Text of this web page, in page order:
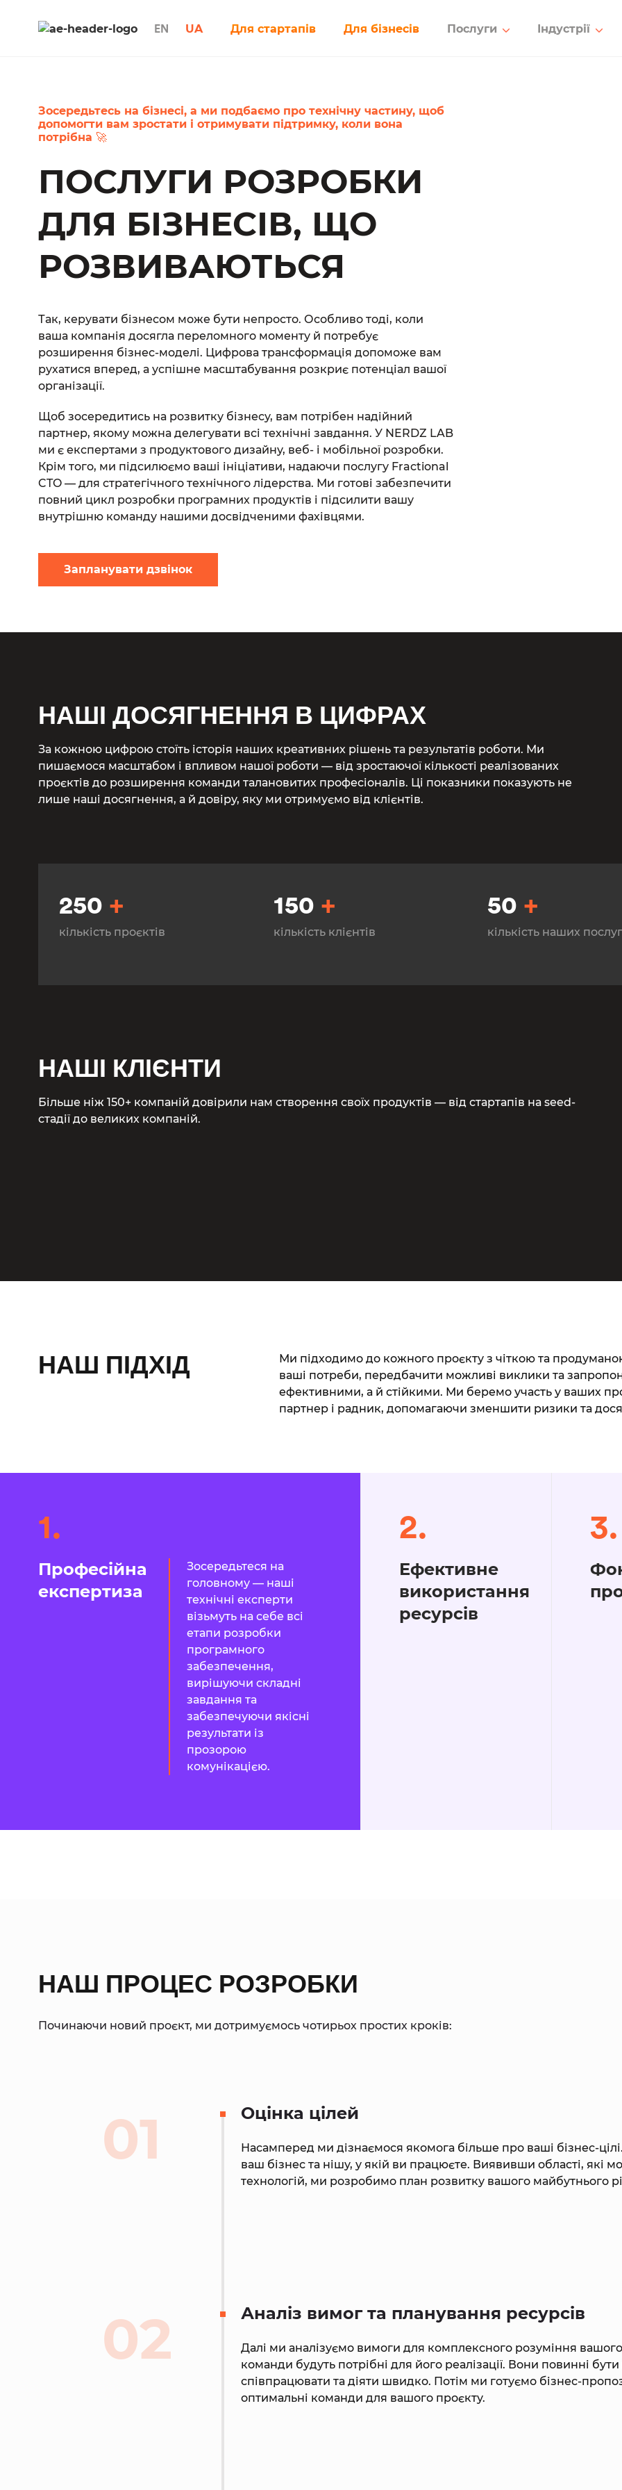
EN UA Для стартапів Для бізнесів Послуги Індустрії
Зосередьтесь на бізнесі, а ми подбаємо про технічну частину, щоб
допомогти вам зростати і отримувати підтримку, коли вона
потрібна 🚀
ПОСЛУГИ РОЗРОБКИ
ДЛЯ БІЗНЕСІВ, ЩО
РОЗВИВАЮТЬСЯ
Так, керувати бізнесом може бути непросто. Особливо тоді, коли
ваша компанія досягла переломного моменту й потребує
розширення бізнес-моделі. Цифрова трансформація допоможе вам
рухатися вперед, а успішне масштабування розкриє потенціал вашої
організації.
Щоб зосередитись на розвитку бізнесу, вам потрібен надійний
партнер, якому можна делегувати всі технічні завдання. У NERDZ LAB
ми є експертами з продуктового дизайну, веб- і мобільної розробки.
Крім того, ми підсилюємо ваші ініціативи, надаючи послугу Fractional
CTO — для стратегічного технічного лідерства. Ми готові забезпечити
повний цикл розробки програмних продуктів і підсилити вашу
внутрішню команду нашими досвідченими фахівцями.
Запланувати дзвінок
НАШІ ДОСЯГНЕННЯ В ЦИФРАХ
За кожною цифрою стоїть історія наших креативних рішень та результатів роботи. Ми
пишаємося масштабом і впливом нашої роботи — від зростаючої кількості реалізованих
проєктів до розширення команди талановитих професіоналів. Ці показники показують не
лише наші досягнення, а й довіру, яку ми отримуємо від клієнтів.
250 +
кількість проєктів
150 +
кількість клієнтів
50 +
кількість наших послуг
НАШІ КЛІЄНТИ
Більше ніж 150+ компаній довірили нам створення своїх продуктів — від стартапів на seed-
стадії до великих компаній.
НАШ ПІДХІД
Ми підходимо до кожного проєкту з чіткою та
ваші потреби, передбачити можливі виклики та
ефективними, а й стійкими. Ми беремо участь у ваших
партнер і радник, допомагаючи зменшити ризики та
1.
Професійна
експертиза
Зосередьтеся на
головному — наші
технічні експерти
візьмуть на себе всі
етапи розробки
програмного
забезпечення,
вирішуючи складні
завдання та
забезпечуючи якісні
результати із
прозорою
комунікацією.
2.
Ефективне
використання
ресурсів
3.
НАШ ПРОЦЕС РОЗРОБКИ
Починаючи новий проєкт, ми дотримуємось чотирьох простих кроків:
01 Оцінка цілей
Насамперед ми дізнаємося якомога більше про ваші бізнес-
ваш бізнес та нішу, у якій ви працюєте. Виявивши області,
технологій, ми розробимо план розвитку вашого майбутнього
02 Аналіз вимог та планування ресурсів
Далі ми аналізуємо вимоги для комплексного розуміння
команди будуть потрібні для його реалізації. Вони повинні
співпрацювати та діяти швидко. Потім ми готуємо бізнес-
оптимальні команди для вашого проєкту.